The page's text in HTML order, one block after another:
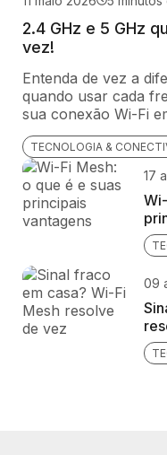
2.4 GHz e 5 GHz
vez!
Entenda de vez a
quando usar cada
sua conexão Wi-Fi
TECNOLOGIA &
17
09